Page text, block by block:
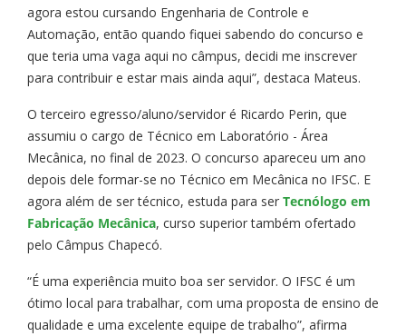
agora estou cursando Engenharia de Controle e
Automação, então quando fiquei sabendo do concurso e
que teria uma vaga aqui no câmpus, decidi me inscrever
para contribuir e estar mais ainda aqui”, destaca Mateus.
O terceiro egresso/aluno/servidor é Ricardo Perin, que
assumiu o cargo de Técnico em Laboratório - Área
Mecânica, no final de 2023. O concurso apareceu um ano
depois dele formar-se no Técnico em Mecânica no IFSC. E
agora além de ser técnico, estuda para ser Tecnólogo em
Fabricação Mecânica, curso superior também ofertado
pelo Câmpus Chapecó.
“É uma experiência muito boa ser servidor. O IFSC é um
ótimo local para trabalhar, com uma proposta de ensino de
qualidade e uma excelente equipe de trabalho”, afirma